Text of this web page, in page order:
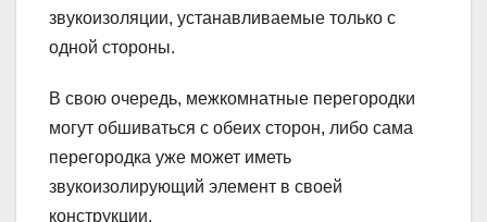
звукоизоляции, устанавливаемые только с
одной стороны.
В свою очередь, межкомнатные перегородки
могут обшиваться с обеих сторон, либо сама
перегородка уже может иметь
звукоизолирующий элемент в своей
конструкции.